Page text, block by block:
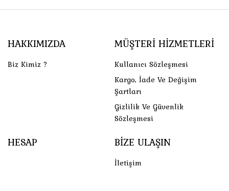
HAKKIMIZDA
Biz Kimiz ?
MÜŞTERI HIZMETLERI
Kullanıcı Sözleşmesi
Kargo, İade Ve Değişim
Şartları
Gizlilik Ve Güvenlik
Sözleşmesi
HESAP BIZE ULAŞIN
İletişim